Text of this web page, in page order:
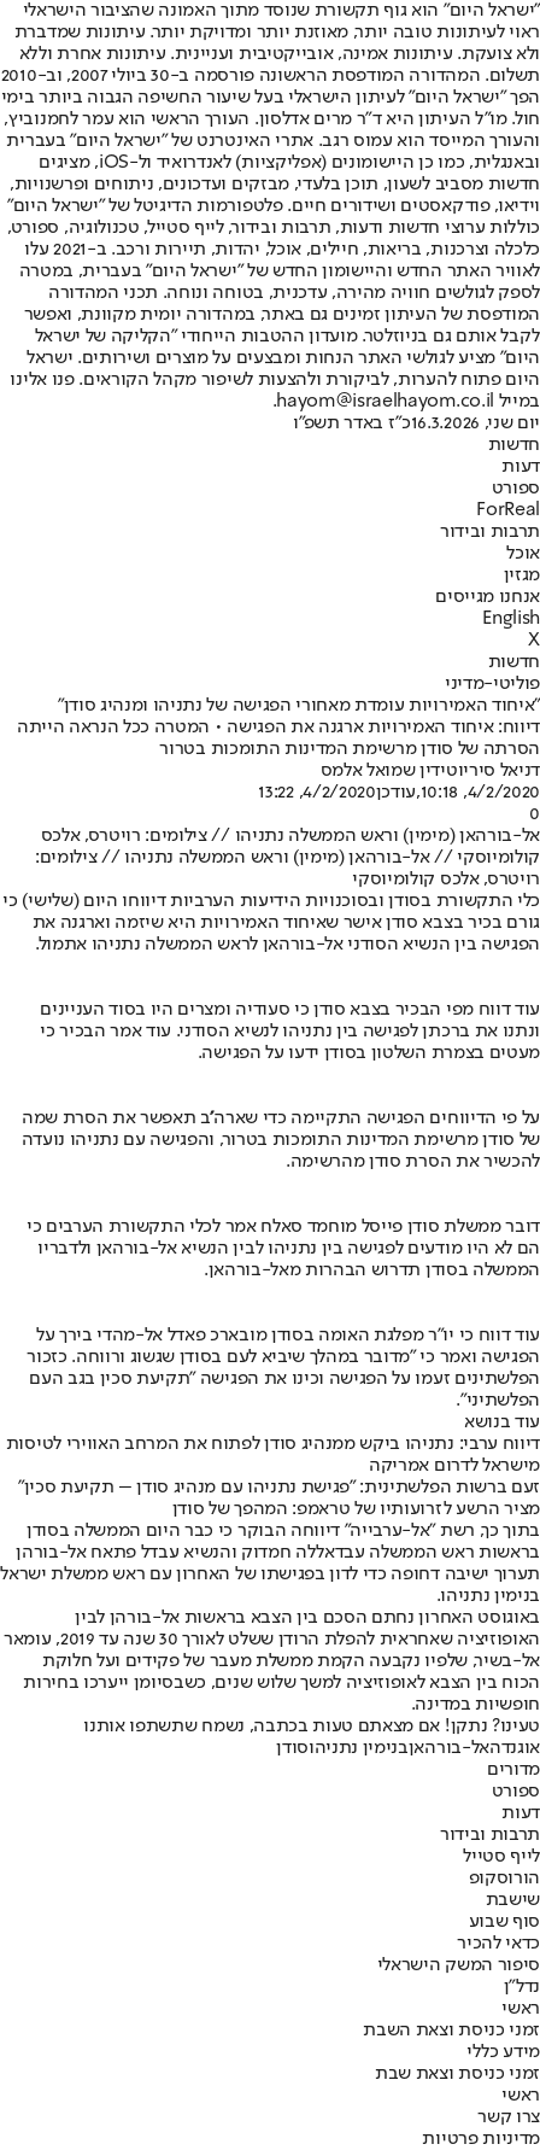
"ישראל היום" הוא גוף תקשורת שנוסד מתוך האמונה שהציבור הישראלי
ראוי לעיתונות טובה יותר, מאוזנת יותר ומדויקת יותר. עיתונות שמדברת
ולא צועקת. עיתונות אמינה, אובייקטיבית ועניינית. עיתונות אחרת וללא
תשלום. המהדורה המודפסת הראשונה פורסמה ב-30 ביולי 2007, וב-2010
הפך "ישראל היום" לעיתון הישראלי בעל שיעור החשיפה הגבוה ביותר בימי
חול. מו"ל העיתון היא ד"ר מרים אדלסון. העורך הראשי הוא עמר לחמנוביץ,
והעורך המייסד הוא עמוס רגב. אתרי האינטרנט של "ישראל היום" בעברית
ובאנגלית, כמו כן היישומונים (אפליקציות) לאנדרואיד ול-iOS, מציגים
חדשות מסביב לשעון, תוכן בלעדי, מבזקים ועדכונים, ניתוחים ופרשנויות,
וידיאו, פודקאסטים ושידורים חיים. פלטפורמות הדיגיטל של "ישראל היום"
כוללות ערוצי חדשות ודעות, תרבות ובידור, לייף סטייל, טכנולוגיה, ספורט,
כלכלה וצרכנות, בריאות, חיילים, אוכל, יהדות, תיירות ורכב. ב-2021 עלו
לאוויר האתר החדש והיישומון החדש של "ישראל היום" בעברית, במטרה
לספק לגולשים חוויה מהירה, עדכנית, בטוחה ונוחה. תכני המהדורה
המודפסת של העיתון זמינים גם באתר, במהדורה יומית מקוונת, ואפשר
לקבל אותם גם בניוזלטר. מועדון ההטבות הייחודי "הקליקה של ישראל
היום" מציע לגולשי האתר הנחות ומבצעים על מוצרים ושירותים. ישראל
היום פתוח להערות, לביקורת ולהצעות לשיפור מקהל הקוראים. פנו אלינו
במייל hayom@israelhayom.co.il.
יום שני, 16.3.2026
כ"ז באדר תשפ"ו
חדשות
דעות
ספורט
ForReal
תרבות ובידור
אוכל
מגזין
אנחנו מגייסים
English
X
חדשות
פוליטי-מדיני
"איחוד האמירויות עומדת מאחורי הפגישה של נתניהו ומנהיג סודן"
דיווח: איחוד האמירויות ארגנה את הפגישה • המטרה ככל הנראה הייתה
הסרתה של סודן מרשימת המדינות התומכות בטרור
דניאל סיריוטידין שמואל אלמס
4/2/2020, 10:18
,עודכן4/2/2020, 13:22
0
אל-בורהאן (מימין) וראש הממשלה נתניהו // צילומים: רויטרס, אלכס
קולומיוסקי // אל-בורהאן (מימין) וראש הממשלה נתניהו // צילומים:
רויטרס, אלכס קולומיוסקי
כלי התקשורת בסודן ובסוכנויות הידיעות הערביות דיווחו היום (שלישי) כי
גורם בכיר בצבא סודן אישר שאיחוד האמירויות היא שיזמה וארגנה את
הפגישה בין הנשיא הסודני אל-בורהאן לראש הממשלה נתניהו אתמול.
עוד דווח מפי הבכיר בצבא סודן כי סעודיה ומצרים היו בסוד העניינים
ונתנו את ברכתן לפגישה בין נתניהו לנשיא הסודני. עוד אמר הבכיר כי
מעטים בצמרת השלטון בסודן ידעו על הפגישה.
על פי הדיווחים הפגישה התקיימה כדי שארה''ב תאפשר את הסרת שמה
של סודן מרשימת המדינות התומכות בטרור, והפגישה עם נתניהו נועדה
להכשיר את הסרת סודן מהרשימה.
דובר ממשלת סודן פייסל מוחמד סאלח אמר לכלי התקשורת הערבים כי
הם לא היו מודעים לפגישה בין נתניהו לבין הנשיא אל-בורהאן ולדבריו
הממשלה בסודן תדרוש הבהרות מאל-בורהאן.
עוד דווח כי יו"ר מפלגת האומה בסודן מובארכ פאדל אל-מהדי בירך על
הפגישה ואמר כי "מדובר במהלך שיביא לעם בסודן שגשוג ורווחה. כזכור
הפלשתינים זעמו על הפגישה וכינו את הפגישה ״תקיעת סכין בגב העם
הפלשתיני".
עוד בנושא
דיווח ערבי: נתניהו ביקש ממנהיג סודן לפתוח את המרחב האווירי לטיסות
מישראל לדרום אמריקה
זעם ברשות הפלשתינית: "פגישת נתניהו עם מנהיג סודן – תקיעת סכין"
מציר הרשע לזרועותיו של טראמפ: המהפך של סודן
בתוך כך, רשת "אל-ערבייה" דיווחה הבוקר כי כבר היום הממשלה בסודן
בראשות ראש הממשלה עבדאללה חמדוק והנשיא עבדל פתאח אל-בורהן
תערוך ישיבה דחופה כדי לדון בפגישתו של האחרון עם ראש ממשלת ישראל
בנימין נתניהו.
באוגוסט האחרון נחתם הסכם בין הצבא בראשות אל-בורהן לבין
האופוזיציה שאחראית להפלת הרודן ששלט לאורך 30 שנה עד 2019, עומאר
אל-בשיר, שלפיו נקבעה הקמת ממשלת מעבר של פקידים ועל חלוקת
הכוח בין הצבא לאופוזיציה למשך שלוש שנים, כשבסיומן ייערכו בחירות
חופשיות במדינה.
טעינו? נתקן! אם מצאתם טעות בכתבה, נשמח שתשתפו אותנו
אוגנדהאל-בורהאןבנימין נתניהוסודן
מדורים
ספורט
דעות
תרבות ובידור
לייף סטייל
הורוסקופ
שישבת
סוף שבוע
כדאי להכיר
סיפור המשק הישראלי
נדל"ן
ראשי
זמני כניסת וצאת השבת
מידע כללי
זמני כניסת וצאת שבת
ראשי
צרו קשר
מדיניות פרטיות